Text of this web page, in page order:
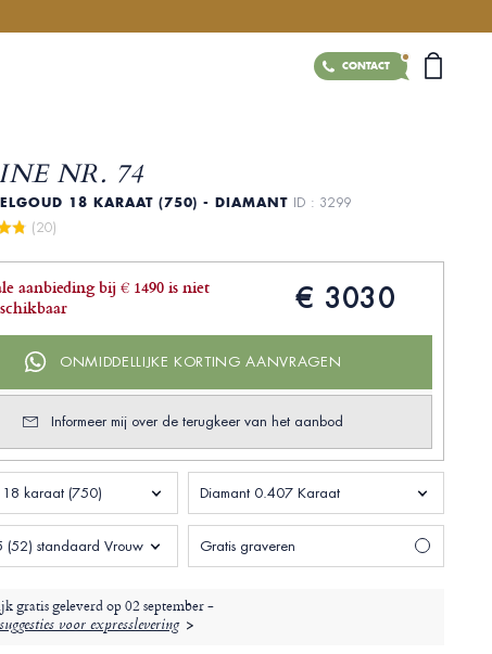
CONTACT
NR. 74
18 KARAAT (750) - DIAMANT ID : 3299
(20)
aanbieding bij € 1490 is niet
€ 3030
ONMIDDELLIJKE KORTING AANVRAGEN
Informeer mij over de terugkeer van het aanbod
karaat (750) Diamant 0.407 Karaat
standaard Vrouw Gratis graveren
gratis geleverd op02 september -
voor expresslevering